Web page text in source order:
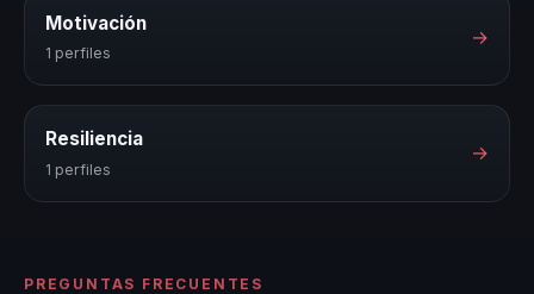
Motivación
1 perfiles
→
Resiliencia
1 perfiles
→
PREGUNTAS FRECUENTES